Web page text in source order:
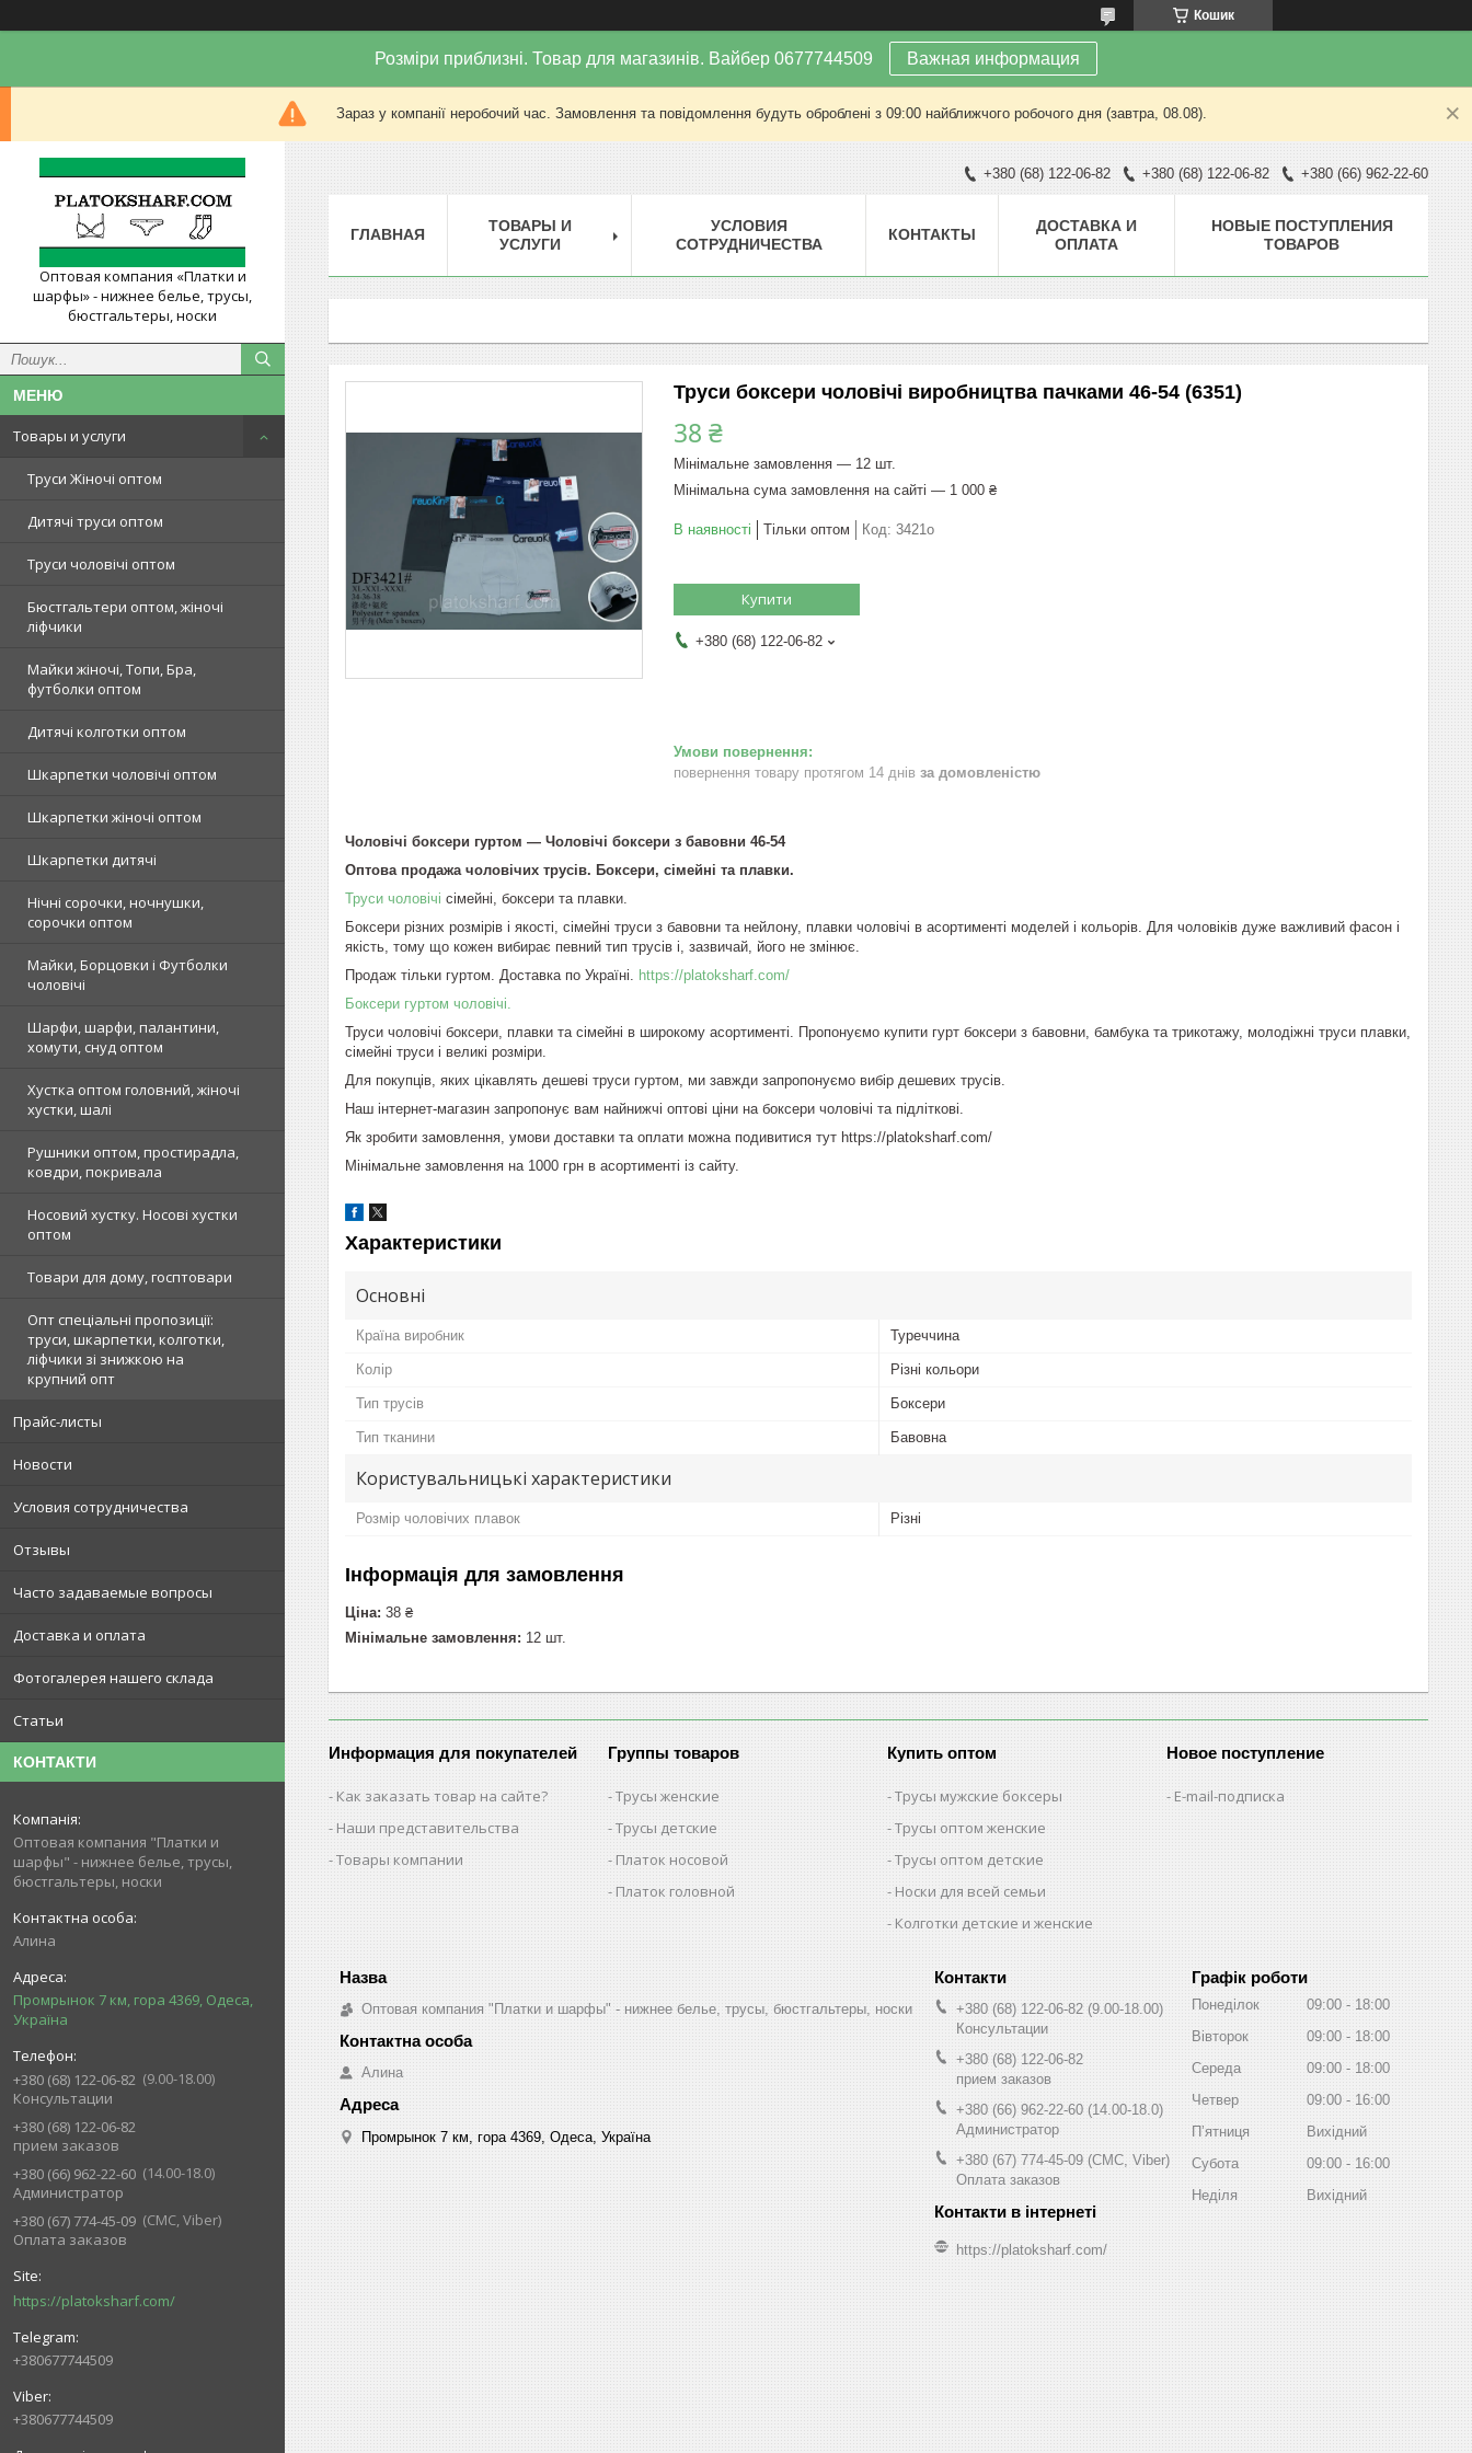
Кошик
Розміри приблизні. Товар для магазинів. Вайбер 0677744509 Важная информация
Зараз у компанії неробочий час. Замовлення та повідомлення будуть оброблені з 09:00 найближчого робочого дня (завтра, 08.08).
Оптовая компания «Платки и
шарфы» - нижнее белье, трусы,
бюстгальтеры, носки
Товары и услуги
Труси Жіночі оптом
Дитячі труси оптом
Труси чоловічі оптом
Бюстгальтери оптом, жіночі
ліфчики
Майки жіночі, Топи, Бра,
футболки оптом
Дитячі колготки оптом
Шкарпетки чоловічі оптом
Шкарпетки жіночі оптом
Шкарпетки дитячі
Нічні сорочки, ночнушки,
сорочки оптом
Майки, Борцовки і Футболки
чоловічі
Шарфи, шарфи, палантини,
хомути, снуд оптом
Хустка оптом головний, жіночі
хустки, шалі
Рушники оптом, простирадла,
ковдри, покривала
Носовий хустку. Носові хустки
оптом
Товари для дому, госптовари
Опт спеціальні пропозиції:
труси, шкарпетки, колготки,
ліфчики зі знижкою на
крупний опт
Прайс-листы
Новости
Условия сотрудничества
Отзывы
Часто задаваемые вопросы
Доставка и оплата
Фотогалерея нашего склада
Статьи
КОНТАКТИ
Оптовая компания "Платки и
шарфы" - нижнее белье, трусы,
бюстгальтеры, носки
Алина
Промрынок 7 км, гора 4369, Одеса,
Україна
+380 (68) 122-06-82
9.00-18.00
Консультации
+380 (68) 122-06-82
прием заказов
+380 (66) 962-22-60
14.00-18.0
Администратор
+380 (67) 774-45-09
СМС, Viber
Оплата заказов
https://platoksharf.com/
+380677744509
+380677744509
+380 (68) 122-06-82 +380 (68) 122-06-82 +380 (66) 962-22-60
ГЛАВНАЯ
ТОВАРЫ И
УСЛУГИ
УСЛОВИЯ
СОТРУДНИЧЕСТВА
КОНТАКТЫ
ДОСТАВКА И
ОПЛАТА
НОВЫЕ ПОСТУПЛЕНИЯ
ТОВАРОВ
Труси боксери чоловічі виробництва пачками 46-54 (6351)
38 ₴
Мінімальне замовлення — 12 шт.
Мінімальна сума замовлення на сайті — 1 000 ₴
В наявності Тільки оптом Код: 3421о
Купити
+380 (68) 122-06-82
повернення товару протягом 14 днів за домовленістю
Чоловічі боксери гуртом — Чоловічі боксери з бавовни 46-54
Оптова продажа чоловічих трусів. Боксери, сімейні та плавки.
Труси чоловічі сімейні, боксери та плавки.
Боксери різних розмірів і якості, сімейні труси з бавовни та нейлону, плавки чоловічі в асортименті моделей і кольорів. Для чоловіків дуже важливий фасон і
якість, тому що кожен вибирає певний тип трусів і, зазвичай, його не змінює.
Продаж тільки гуртом. Доставка по Україні.
https://platoksharf.com/
Боксери гуртом чоловічі.
Труси чоловічі боксери, плавки та сімейні в широкому асортименті. Пропонуємо купити гурт боксери з бавовни, бамбука та трикотажу, молодіжні труси плавки,
сімейні труси і великі розміри.
Для покупців, яких цікавлять дешеві труси гуртом, ми завжди запропонуємо вибір дешевих трусів.
Наш інтернет-магазин запропонує вам найнижчі оптові ціни на боксери чоловічі та підліткові.
Як зробити замовлення, умови доставки та оплати можна подивитися тут https://platoksharf.com/
Мінімальне замовлення на 1000 грн в асортименті із сайту.
Характеристики
Основні
Країна виробник Туреччина
Колір Різні кольори
Тип трусів Боксери
Тип тканини Бавовна
Користувальницькі характеристики
Розмір чоловічих плавок Різні
Інформація для замовлення
Ціна: 38 ₴
Мінімальне замовлення: 12 шт.
Информация для покупателей
Как заказать товар на сайте?
Наши представительства
Товары компании
Группы товаров
Трусы женские
Трусы детские
Платок носовой
Платок головной
Купить оптом
Трусы мужские боксеры
Трусы оптом женские
Трусы оптом детские
Носки для всей семьи
Колготки детские и женские
Новое поступление
E-mail-подписка
Оптовая компания "Платки и шарфы" - нижнее белье, трусы, бюстгальтеры, носки
Алина
Промрынок 7 км, гора 4369, Одеса, Україна
+380 (68) 122-06-82 9.00-18.00
Консультации
+380 (68) 122-06-82
прием заказов
+380 (66) 962-22-60 14.00-18.0
Администратор
+380 (67) 774-45-09 СМС, Viber
Оплата заказов
https://platoksharf.com/
Графік роботи
Понеділок 09:00
18:00
Вівторок
09:00
18:00
Середа
09:00
18:00
Четвер
09:00
16:00
Пʼятниця
Вихідний
Субота
09:00
16:00
Неділя
Вихідний